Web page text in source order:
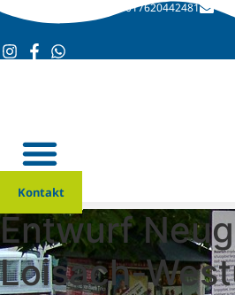
017620442481
Kontakt
Entwurf
Loisach-